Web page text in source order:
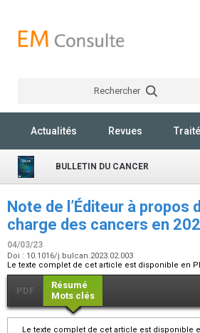
Rechercher
Actualités Revues
BULLETIN DU CANCER
Note de l’Éditeur à propos
charge des cancers en
04/03/23
Doi : 10.1016/j.bulcan.2023.02.003
Le texte complet de cet article est disponible en
PDF
Résumé
Mots clés
Le texte complet de cet article est disponible